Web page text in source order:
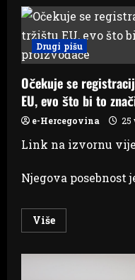
OSNAŽITI
MLADOST:
Odrasli
su
najvažnija
brana
među
djecom
i
mladima
Drugi pišu
Očekuje se
EU, evo što bi to
e-Hercegovina 25
Link na izvornu
Njegova posebnost
VišeRead
more